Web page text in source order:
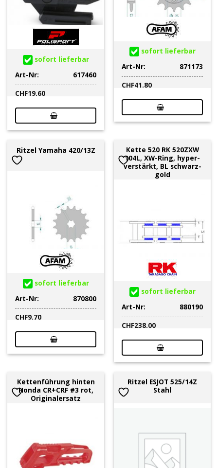
sofort lieferbar
Art-Nr:
617460
CHF19.60
sofort lieferbar
Art-Nr:
871173
CHF41.80
Ritzel Yamaha 420/13Z
sofort lieferbar
Art-Nr:
870800
CHF9.70
Kette 520 RK 520ZXW
104L, XW-Ring, hyper-
verstärkt, BL schwarz-
gold
sofort lieferbar
Art-Nr:
880190
CHF238.00
Kettenführung hinten
Honda CR+CRF #3 rot,
Originalersatz
Ritzel ESJOT 525/14Z
Stahl